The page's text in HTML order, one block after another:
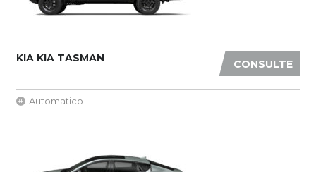
CONSULTE
KIA KIA TASMAN
Automatico